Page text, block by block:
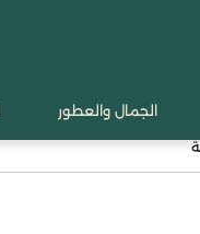
الجمال والعطور